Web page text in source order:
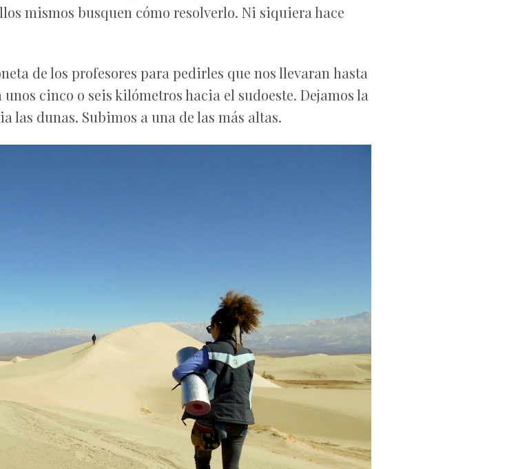
mismos busquen cómo resolverlo. Ni siquiera hace
de los profesores para pedirles que nos llevaran hasta
cinco o seis kilómetros hacia el sudoeste. Dejamos la
las dunas. Subimos a una de las más altas.